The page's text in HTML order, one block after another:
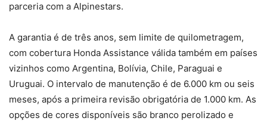
parceria com a Alpinestars.
A garantia é de três anos, sem limite de quilometragem,
com cobertura Honda Assistance válida também em países
vizinhos como Argentina, Bolívia, Chile, Paraguai e
Uruguai. O intervalo de manutenção é de 6.000 km ou seis
meses, após a primeira revisão obrigatória de 1.000 km. As
opções de cores disponíveis são branco perolizado e